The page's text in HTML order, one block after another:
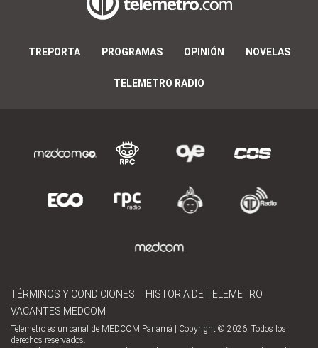
TREPORTA PROGRAMAS OPINIÓN NOVELAS
TELEMETRO RADIO
TÉRMINOS Y CONDICIONES
HISTORIA DE TELEMETRO
VACANTES MEDCOM
Telemetro es un canal de MEDCOM Panamá | Copyright © 2026. Todos los
derechos reservados.